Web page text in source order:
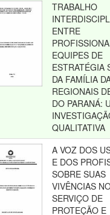
TRABALHO
ENTRE
EQUIPES DE
ESTRATÉGIA
DA FAMÍLIA
REGIONAIS
DO PARANÁ:
QUALITATIVA
A VOZ DOS
E DOS
SOBRE SUAS
VIVÊNCIAS
SERVIÇO DE
PROTEÇÃO E